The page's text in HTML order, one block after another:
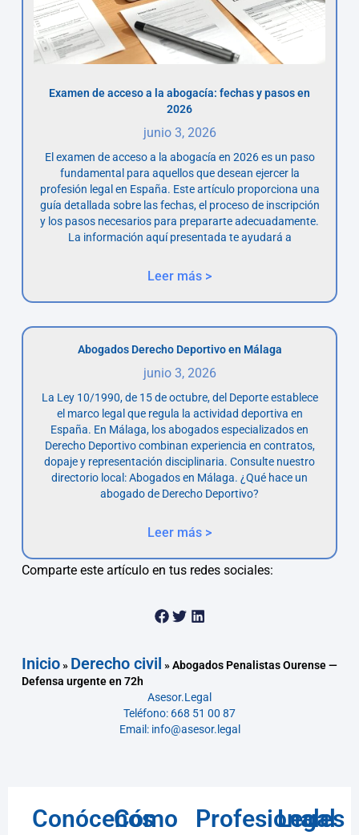
Examen de acceso a la abogacía: fechas y pasos en
2026
junio 3, 2026
El examen de acceso a la abogacía en 2026 es un paso
fundamental para aquellos que desean ejercer la
profesión legal en España. Este artículo proporciona una
guía detallada sobre las fechas, el proceso de inscripción
y los pasos necesarios para prepararte adecuadamente.
La información aquí presentada te ayudará a
Leer más >
Abogados Derecho Deportivo en Málaga
junio 3, 2026
La Ley 10/1990, de 15 de octubre, del Deporte establece
el marco legal que regula la actividad deportiva en
España. En Málaga, los abogados especializados en
Derecho Deportivo combinan experiencia en contratos,
dopaje y representación disciplinaria. Consulte nuestro
directorio local: Abogados en Málaga. ¿Qué hace un
abogado de Derecho Deportivo?
Leer más >
Comparte este artículo en tus redes sociales:
Inicio» Derecho civil »Abogados Penalistas Ourense —
Defensa urgente en 72h
Asesor.Legal
Teléfono: 668 51 00 87
Email: info@asesor.legal
Conócenos
Cómo
Profesionales
Legal